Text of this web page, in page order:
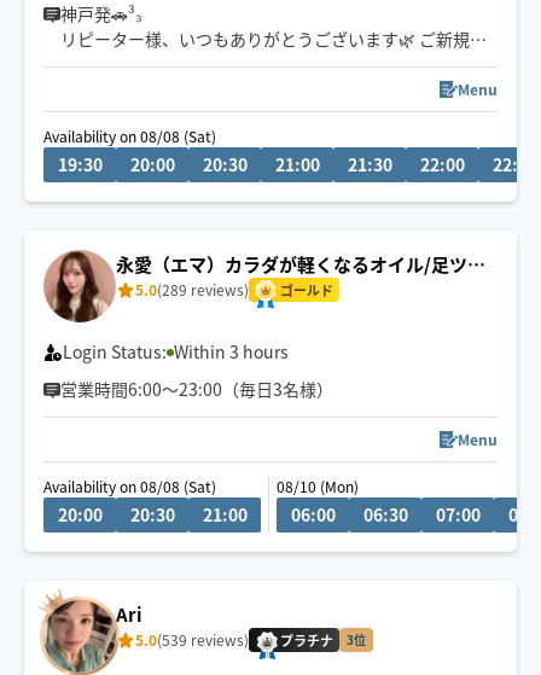
神戸発🚗³₃
リピーター様、いつもありがとうございます🌿 ご新規様
も大歓迎です😊
疲れやコリが気になる方は揉みほぐし＋オイルがオスス
メです️🫧
手が温かくて気持ちいいとご好評いただいています🤲✨
ぜひ一度ご体感ください️🫧
Menu
Availability on 08/08 (Sat)
19:30 20:00 20:30 21:00 21:30 22:00 22:30
永愛（エマ）カラダが軽くなるオイル/足ツボ
🦶5.0(289 reviews) ゴールド
Login Status: Within 3 hours
営業時間6:00〜23:00（毎日3名様）
Menu
Availability on 08/08 (Sat)
20:00 20:30 21:00
08/10 (Mon)
06:00 06:30 07:00
Ari
5.0(539 reviews) プラチナ 3位